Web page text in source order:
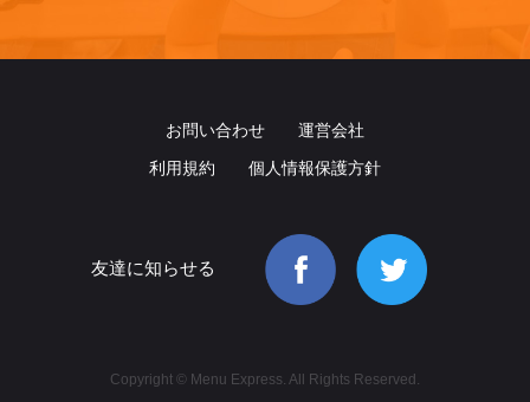
お問い合わせ
運営会社
利用規約
個人情報保護方針
友達に知らせる
Copyright © Menu Express. All Rights Reserved.